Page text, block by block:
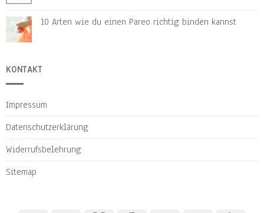
10 Arten wie du einen Pareo richtig binden kannst
KONTAKT
Impressum
Datenschutzerklärung
Widerrufsbelehrung
Sitemap